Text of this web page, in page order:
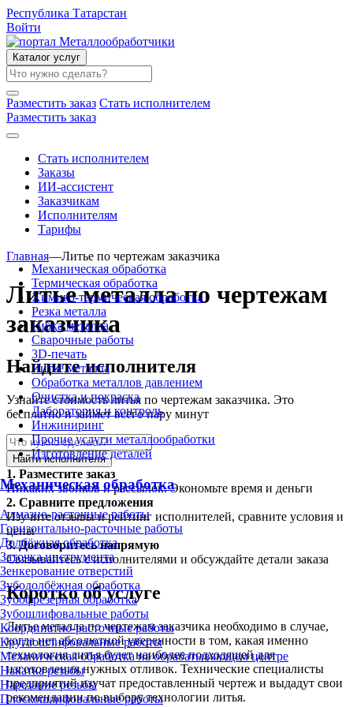
Республика Татарстан
Войти
Каталог услуг
Разместить заказ Стать исполнителем
Разместить заказ
Стать исполнителем
Заказы
ИИ-ассистент
Заказчикам
Исполнителям
Тарифы
Механическая обработка
Термическая обработка
Химико-термическая обработка
Резка металла
Гибка металла
Сварочные работы
3D-печать
Литьё металла
Обработка металлов давлением
Очистка и покраска
Лаборатория и контроль
Инжиниринг
Прочие услуги металлообработки
Изготовление деталей
Механическая обработка
Алмазно-расточные работы
Горизонтально-расточные работы
Долбёжная обработка
Заточка инструмента
Зенкерование отверстий
Зубодолбёжная обработка
Зубофрезерная обработка
Зубошлифовальные работы
Координатно-расточные работы
Круглошлифовальные работы
Механическая обработка на обрабатывающем центре
Накатка резьбы
Нарезание резьбы
Плоскошлифовальные работы
Главная—Литье по чертежам заказчика
Литье металла по чертежам
заказчика
Найдите исполнителя
Узнайте стоимость литья по чертежам заказчика. Это
бесплатно и займет всего пару минут
Найти исполнителя
1. Разместите заказ
Никаких звонков и рассылок. Экономьте время и деньги
2. Сравните предложения
Изучите отзывы и рейтинг исполнителей, сравните условия и
цены
3.Договоритесь напрямую
Связывайтесь с исполнителями и обсуждайте детали заказа
Коротко об услуге
Литье металла по чертежам заказчика необходимо в случае,
когда нет абсолютной уверенности в том, какая именно
технология литья будет наиболее подходящей для
изготовления нужных отливок. Технические специалисты
предприятий изучат предоставленный чертеж и выдадут свои
рекомендации по выбору технологии литья.